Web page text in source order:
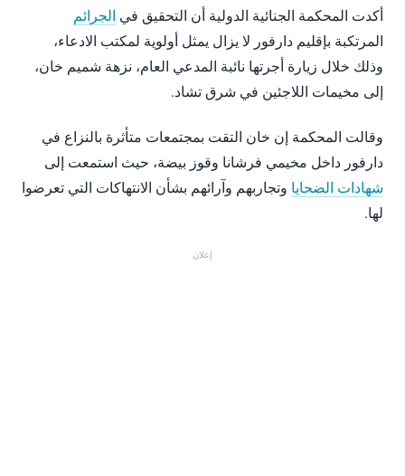
أكدت المحكمة الجنائية الدولية أن التحقيق في الجرائم
المرتكبة بإقليم دارفور لا يزال يمثل أولوية لمكتب الادعاء،
وذلك خلال زيارة أجرتها نائبة المدعي العام، نزهة شميم خان،
إلى مخيمات اللاجئين في شرق تشاد.
وقالت المحكمة إن خان التقت بمجتمعات متأثرة بالنزاع في
دارفور داخل مخيمي فرشانا وقوز بيضة، حيث استمعت إلى
شهادات الضحايا وتجاربهم وآرائهم بشأن الانتهاكات التي تعرضوا
لها.
إعلان